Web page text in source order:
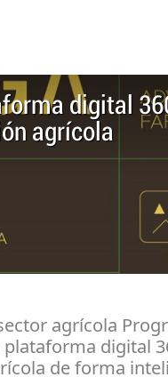
digital
agrícola
agrícola
plataforma digital
de forma